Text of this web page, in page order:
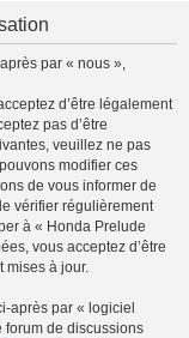
par « nous »,
d’être légalement
pas d’être
veuillez ne pas
modifier ces
de vous informer de
vérifier régulièrement
à « Honda Prelude
vous acceptez d’être
à jour.
après par « logiciel
forum de discussions